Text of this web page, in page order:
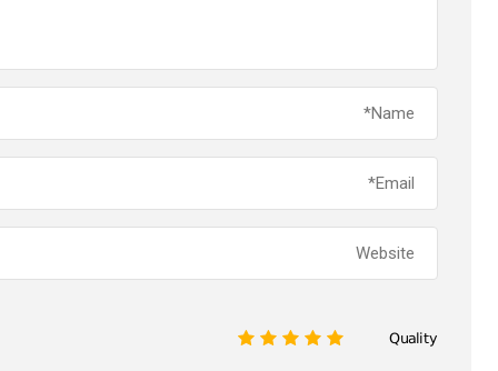
Quality
5
4
3
2